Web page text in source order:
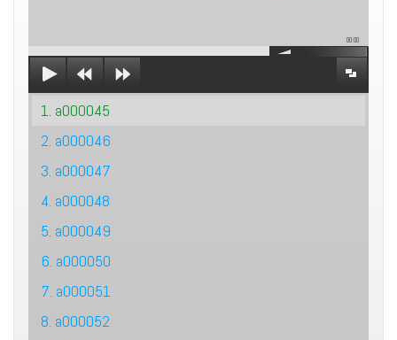
00:00
1. a000045
2. a000046
3. a000047
4. a000048
5. a000049
6. a000050
7. a000051
8. a000052